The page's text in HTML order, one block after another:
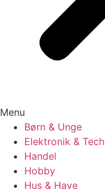
Menu
Børn & Unge
Elektronik & Tech
Handel
Hobby
Hus & Have